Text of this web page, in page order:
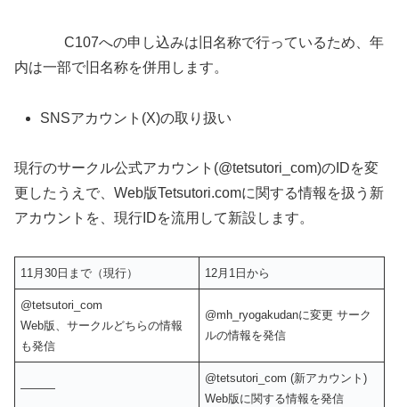
C107への申し込みは旧名称で行っているため、年
内は一部で旧名称を併用します。
SNSアカウント(X)の取り扱い
現行のサークル公式アカウント(@tetsutori_com)のIDを変
更したうえで、Web版Tetsutori.comに関する情報を扱う新
アカウントを、現行IDを流用して新設します。
11月30日まで（現行） 12月1日から
@tetsutori_com
Web版、サークルどちらの情報
も発信
@mh_ryogakudanに変更 サーク
ルの情報を発信
―――
@tetsutori_com (新アカウント)
Web版に関する情報を発信